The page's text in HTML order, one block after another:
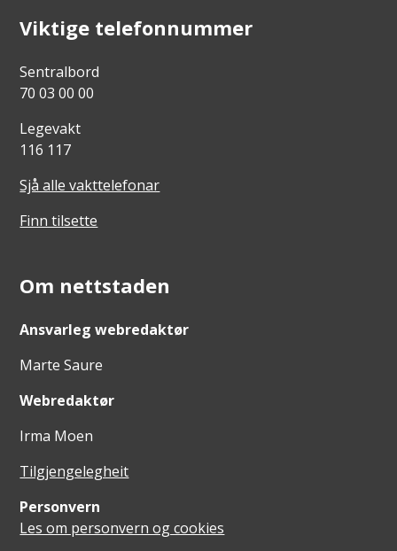
Viktige telefonnummer
Sentralbord
70 03 00 00
Legevakt
116 117
Sjå alle vakttelefonar
Finn tilsette
Om nettstaden
Ansvarleg webredaktør
Marte Saure
Webredaktør
Irma Moen
Tilgjengelegheit
Personvern
Les om personvern og cookies